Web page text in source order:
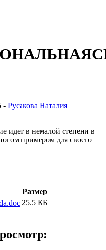
- Русакова Наталия
идет в немалой степе­ни в
примером для своего
Размер
25.5 КБ